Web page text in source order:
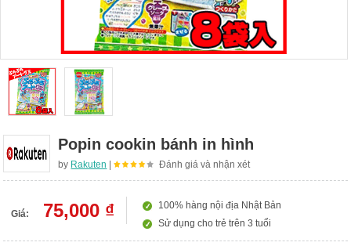
Popin cookin bánh in hình
by Rakuten | Đánh giá và nhận xét
Giá: 75,000 ₫
100% hàng nội địa Nhật Bản
Sử dụng cho trẻ trên 3 tuổi